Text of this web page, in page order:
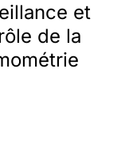
et
de la